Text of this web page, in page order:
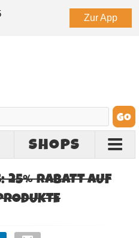
Zur App
SHOPS
25% RABATT AUF